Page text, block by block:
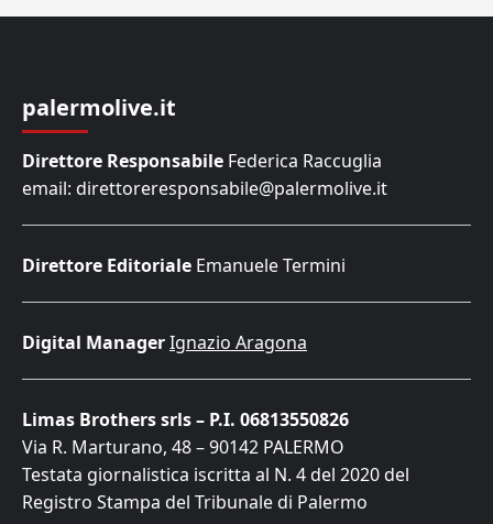
palermolive.it
Direttore Responsabile Federica Raccuglia
email: direttoreresponsabile@palermolive.it
Direttore Editoriale Emanuele Termini
Digital ManagerIgnazio Aragona
Limas Brothers srls – P.I. 06813550826
Via R. Marturano, 48 – 90142 PALERMO
Testata giornalistica iscritta al N. 4 del 2020 del
Registro Stampa del Tribunale di Palermo